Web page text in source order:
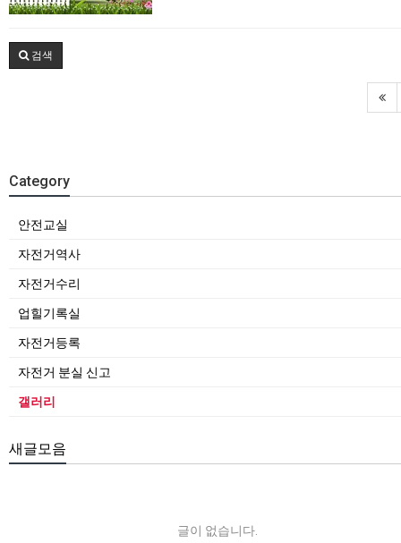
검색
Category
안전교실
자전거역사
자전거수리
업힐기록실
자전거등록
자전거 분실 신고
갤러리
새글모음
글이 없습니다.